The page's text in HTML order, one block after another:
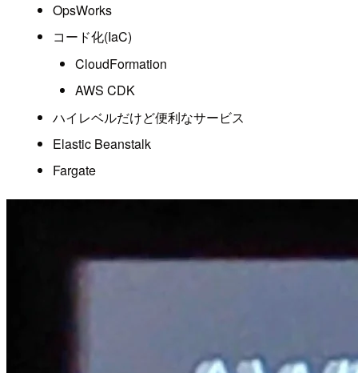
OpsWorks
コード化(IaC)
CloudFormation
AWS CDK
ハイレベルだけど便利なサービス
Elastic Beanstalk
Fargate